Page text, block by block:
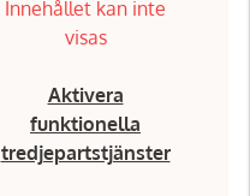
Innehållet kan inte
visas
Aktivera
funktionella
tredjepartstjänster